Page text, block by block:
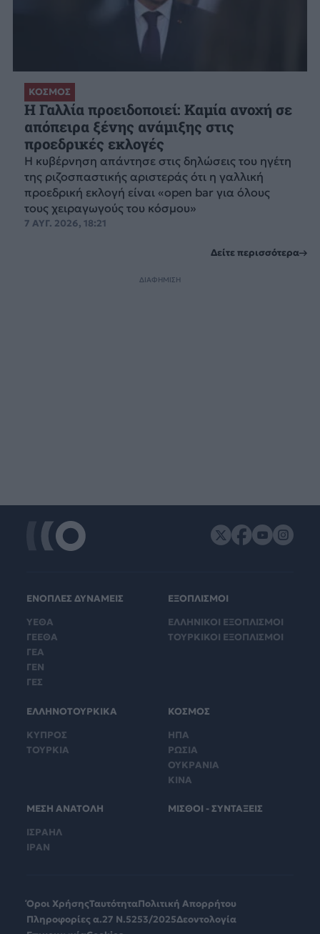
ΚΟΣΜΟΣ
Η Γαλλία προειδοποιεί: Καμία ανοχή σε
απόπειρα ξένης ανάμιξης στις
προεδρικές εκλογές
Η κυβέρνηση απάντησε στις δηλώσεις του ηγέτη
της ριζοσπαστικής αριστεράς ότι η γαλλική
προεδρική εκλογή είναι «open bar για όλους
τους χειραγωγούς του κόσμου»
7 ΑΥΓ. 2026, 18:21
Δείτε περισσότερα
ΔΙΑΦΗΜΙΣΗ
ΕΝΟΠΛΕΣ ΔΥΝΑΜΕΙΣ
ΥΕΘΑ
ΓΕΕΘΑ
ΓΕΑ
ΓΕΝ
ΓΕΣ
ΕΞΟΠΛΙΣΜΟΙ
ΕΛΛΗΝΙΚΟΙ ΕΞΟΠΛΙΣΜΟΙ
ΤΟΥΡΚΙΚΟΙ ΕΞΟΠΛΙΣΜΟΙ
ΕΛΛΗΝΟΤΟΥΡΚΙΚΑ
ΚΥΠΡΟΣ
ΤΟΥΡΚΙΑ
ΚΟΣΜΟΣ
ΗΠΑ
ΡΩΣΙΑ
ΟΥΚΡΑΝΙΑ
ΚΙΝΑ
ΜΕΣΗ ΑΝΑΤΟΛΗ
ΙΣΡΑΗΛ
ΙΡΑΝ
ΜΙΣΘΟΙ - ΣΥΝΤΑΞΕΙΣ
Όροι ΧρήσηςΤαυτότηταΠολιτική Απορρήτου
Πληροφορίες α.27 Ν.5253/2025Δεοντολογία